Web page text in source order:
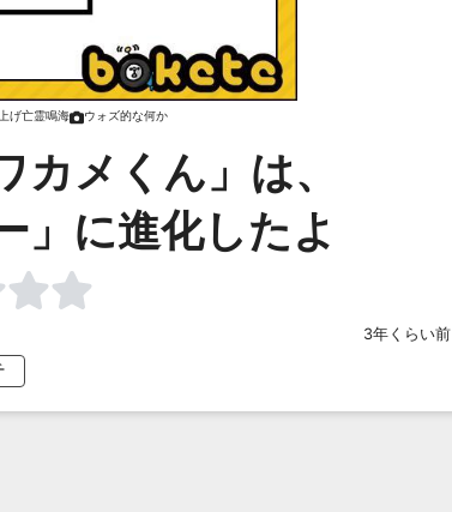
げ亡霊鳴海 ウォズ的な何か
メくん」は、
」に進化したよ
3年くらい前